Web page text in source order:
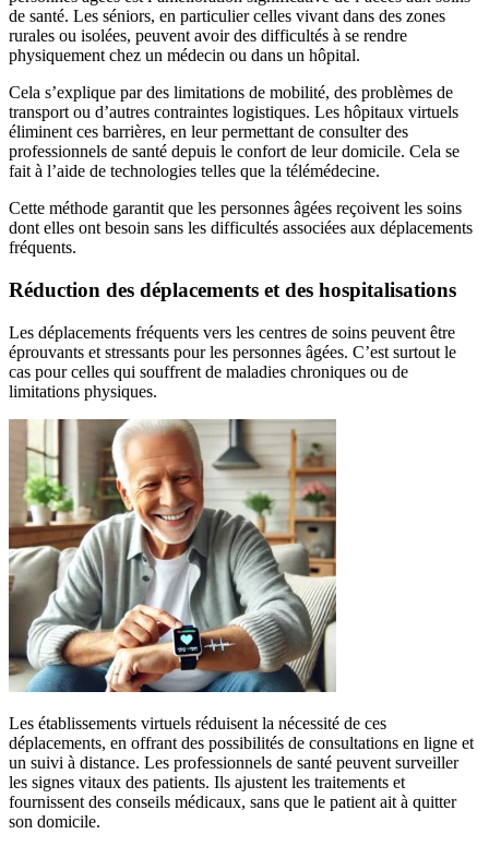
de santé. Les séniors, en particulier celles vivant dans des zones
rurales ou isolées, peuvent avoir des difficultés à se rendre
physiquement chez un médecin ou dans un hôpital.
Cela s’explique par des limitations de mobilité, des problèmes de
transport ou d’autres contraintes logistiques. Les hôpitaux virtuels
éliminent ces barrières, en leur permettant de consulter des
professionnels de santé depuis le confort de leur domicile. Cela se
fait à l’aide de technologies telles que la télémédecine.
Cette méthode garantit que les personnes âgées reçoivent les soins
dont elles ont besoin sans les difficultés associées aux déplacements
fréquents.
Réduction des déplacements et des hospitalisations
Les déplacements fréquents vers les centres de soins peuvent être
éprouvants et stressants pour les personnes âgées. C’est surtout le
cas pour celles qui souffrent de maladies chroniques ou de
limitations physiques.
Les établissements virtuels réduisent la nécessité de ces
déplacements, en offrant des possibilités de consultations en ligne et
un suivi à distance. Les professionnels de santé peuvent surveiller
les signes vitaux des patients. Ils ajustent les traitements et
fournissent des conseils médicaux, sans que le patient ait à quitter
son domicile.